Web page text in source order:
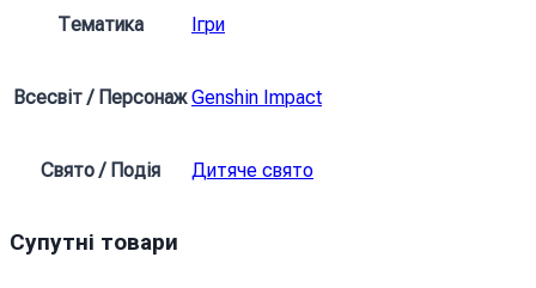
GenshinТематика Ігри
Всесвіт / Персонаж Genshin Impact
Свято / Подія Дитяче свято
Супутні товари